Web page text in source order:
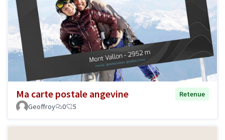
Ma carte postale angevine
Retenue
Geoffroy
0 5